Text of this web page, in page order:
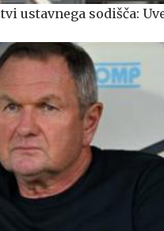
ustavnega sodišča: